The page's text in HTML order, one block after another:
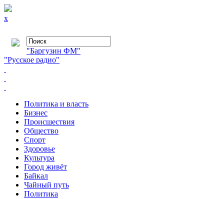
x
"Баргузин ФМ"
"Русское радио"
Политика и власть
Бизнес
Происшествия
Общество
Cпорт
Здоровье
Культура
Город живёт
Байкал
Чайный путь
Политика